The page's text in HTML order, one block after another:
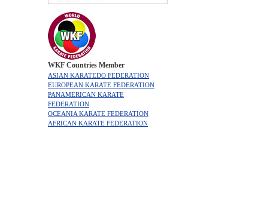
WKF Countries Member
ASIAN KARATEDO FEDERATION
EUROPEAN KARATE FEDERATION
PANAMERICAN KARATE
FEDERATION
OCEANIA KARATE FEDERATION
AFRICAN KARATE FEDERATION